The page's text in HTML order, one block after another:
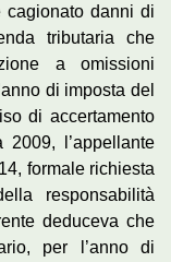
cagionato danni di
tributaria che
a omissioni
di imposta del
di accertamento
l’appellante
formale richiesta
responsabilità
deduceva che
per l’anno di